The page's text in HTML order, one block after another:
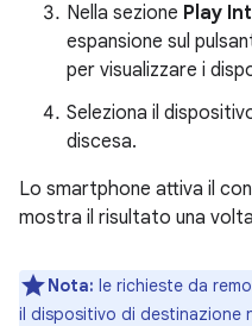
Nella sezione Play
espansione sul
per visualizzare i
Seleziona il
discesa.
Lo smartphone attiva il
mostra il risultato una
Nota: le richieste da
il dispositivo di destinazione